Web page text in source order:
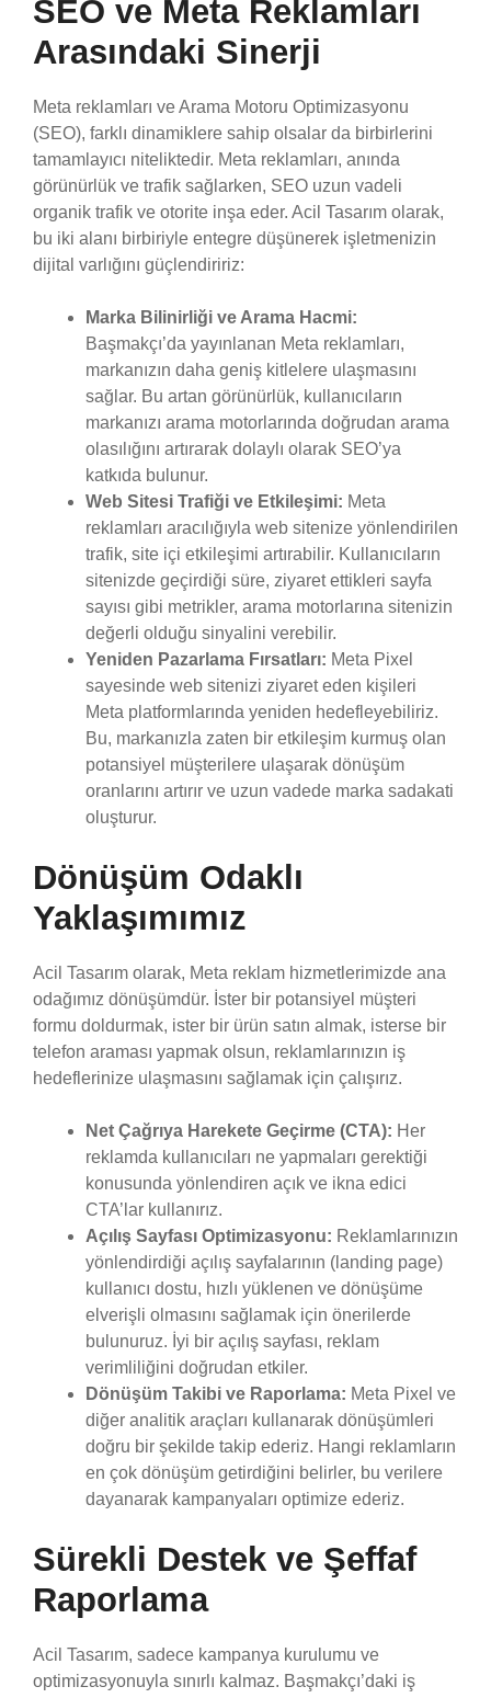
SEO ve Meta Reklamları
Arasındaki Sinerji
Meta reklamları ve Arama Motoru Optimizasyonu
(SEO), farklı dinamiklere sahip olsalar da birbirlerini
tamamlayıcı niteliktedir. Meta reklamları, anında
görünürlük ve trafik sağlarken, SEO uzun vadeli
organik trafik ve otorite inşa eder. Acil Tasarım olarak,
bu iki alanı birbiriyle entegre düşünerek işletmenizin
dijital varlığını güçlendiririz:
Marka Bilinirliği ve Arama Hacmi:
Başmakçı’da yayınlanan Meta reklamları,
markanızın daha geniş kitlelere ulaşmasını
sağlar. Bu artan görünürlük, kullanıcıların
markanızı arama motorlarında doğrudan arama
olasılığını artırarak dolaylı olarak SEO’ya
katkıda bulunur.
Web Sitesi Trafiği ve Etkileşimi: Meta
reklamları aracılığıyla web sitenize yönlendirilen
trafik, site içi etkileşimi artırabilir. Kullanıcıların
sitenizde geçirdiği süre, ziyaret ettikleri sayfa
sayısı gibi metrikler, arama motorlarına sitenizin
değerli olduğu sinyalini verebilir.
Yeniden Pazarlama Fırsatları: Meta Pixel
sayesinde web sitenizi ziyaret eden kişileri
Meta platformlarında yeniden hedefleyebiliriz.
Bu, markanızla zaten bir etkileşim kurmuş olan
potansiyel müşterilere ulaşarak dönüşüm
oranlarını artırır ve uzun vadede marka sadakati
oluşturur.
Dönüşüm Odaklı
Yaklaşımımız
Acil Tasarım olarak, Meta reklam hizmetlerimizde ana
odağımız dönüşümdür. İster bir potansiyel müşteri
formu doldurmak, ister bir ürün satın almak, isterse bir
telefon araması yapmak olsun, reklamlarınızın iş
hedeflerinize ulaşmasını sağlamak için çalışırız.
Net Çağrıya Harekete Geçirme (CTA): Her
reklamda kullanıcıları ne yapmaları gerektiği
konusunda yönlendiren açık ve ikna edici
CTA’lar kullanırız.
Açılış Sayfası Optimizasyonu: Reklamlarınızın
yönlendirdiği açılış sayfalarının (landing page)
kullanıcı dostu, hızlı yüklenen ve dönüşüme
elverişli olmasını sağlamak için önerilerde
bulunuruz. İyi bir açılış sayfası, reklam
verimliliğini doğrudan etkiler.
Dönüşüm Takibi ve Raporlama: Meta Pixel ve
diğer analitik araçları kullanarak dönüşümleri
doğru bir şekilde takip ederiz. Hangi reklamların
en çok dönüşüm getirdiğini belirler, bu verilere
dayanarak kampanyaları optimize ederiz.
Sürekli Destek ve Şeffaf
Raporlama
Acil Tasarım, sadece kampanya kurulumu ve
optimizasyonuyla sınırlı kalmaz. Başmakçı’daki iş